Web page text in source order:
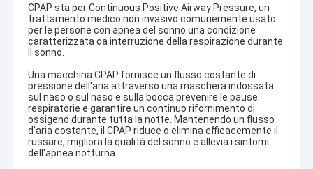
CPAP sta per Continuous Positive Airway Pressure, un
trattamento medico non invasivo comunemente usato
per le persone con apnea del sonno.una condizione
caratterizzata da interruzione della respirazione durante
il sonno.
Una macchina CPAP fornisce un flusso costante di
pressione dell'aria attraverso una maschera indossata
sul naso o sul naso e sulla bocca.prevenire le pause
respiratorie e garantire un continuo rifornimento di
ossigeno durante tutta la notte. Mantenendo un flusso
d'aria costante, il CPAP riduce o elimina efficacemente il
russare, migliora la qualità del sonno e allevia i sintomi
dell'apnea notturna.